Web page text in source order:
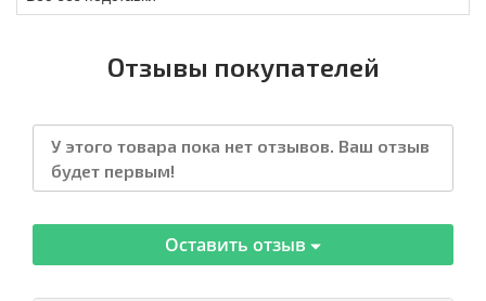
Отзывы покупателей
У этого товара пока нет отзывов. Ваш отзыв
будет первым!
Оставить отзыв